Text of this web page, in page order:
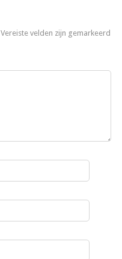
Vereiste velden zijn gemarkeerd